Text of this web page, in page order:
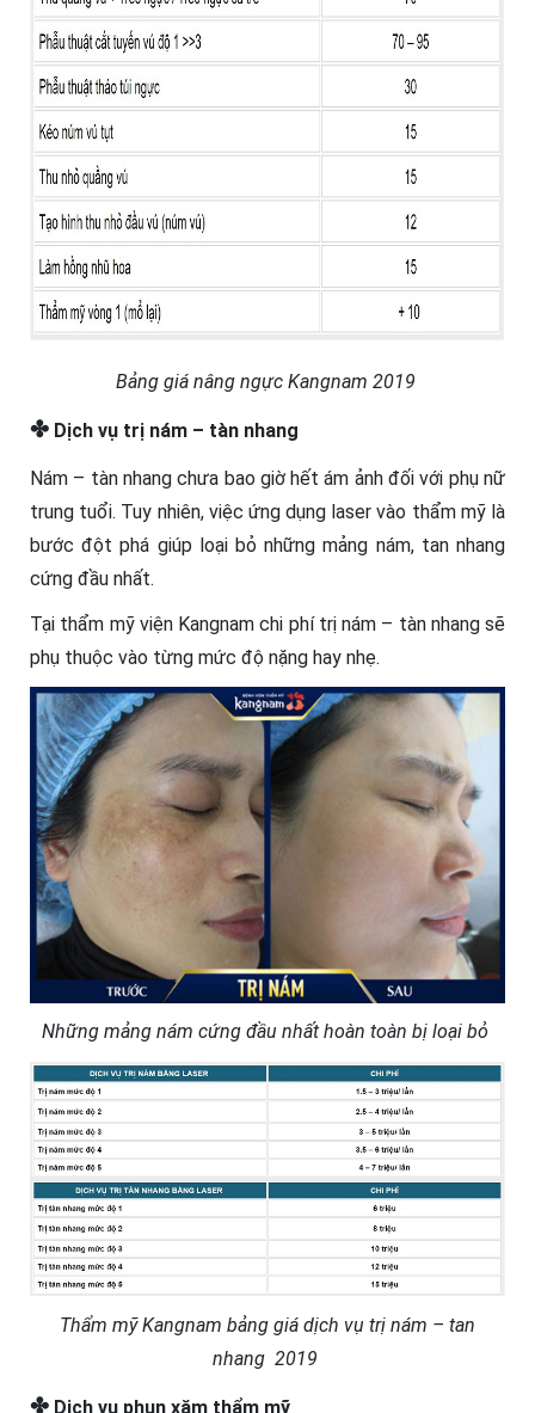
Bảng giá nâng ngực Kangnam 2019
✤ Dịch vụ trị nám – tàn nhang
Nám – tàn nhang chưa bao giờ hết ám ảnh đối với phụ nữ
trung tuổi. Tuy nhiên, việc ứng dụng laser vào thẩm mỹ là
bước đột phá giúp loại bỏ những mảng nám, tan nhang
cứng đầu nhất.
Tại thẩm mỹ viện Kangnam chi phí trị nám – tàn nhang sẽ
phụ thuộc vào từng mức độ nặng hay nhẹ.
Những mảng nám cứng đầu nhất hoàn toàn bị loại bỏ
Thẩm mỹ Kangnam bảng giá dịch vụ trị nám – tan
nhang 2019
✤ Dịch vụ phun xăm thẩm mỹ